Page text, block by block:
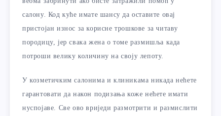
салону. Код куће имате шансу да оставите овај
пристојан износ за корисне трошкове за читаву
породицу, јер свака жена о томе размишља када
потроши велику количину на своју лепоту.
У козметичким салонима и клиникама никада нећете
гарантовати да након подизања коже нећете имати
нуспојаве. Све ово вриједи размотрити и размислити